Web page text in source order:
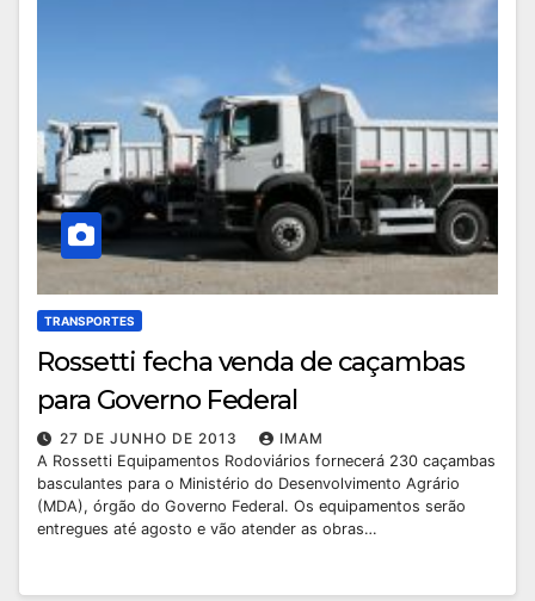
TRANSPORTES
Rossetti fecha venda de caçambas
para Governo Federal
27 DE JUNHO DE 2013
IMAM
A Rossetti Equipamentos Rodoviários fornecerá 230 caçambas
basculantes para o Ministério do Desenvolvimento Agrário
(MDA), órgão do Governo Federal. Os equipamentos serão
entregues até agosto e vão atender as obras…